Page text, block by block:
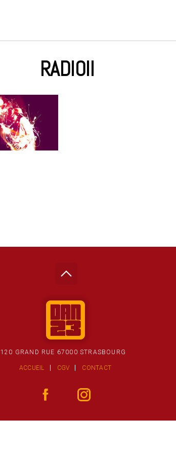
RADIOII
120 GRAND RUE 67000 STRASBOURG
ACCUEIL CGV CONTACT